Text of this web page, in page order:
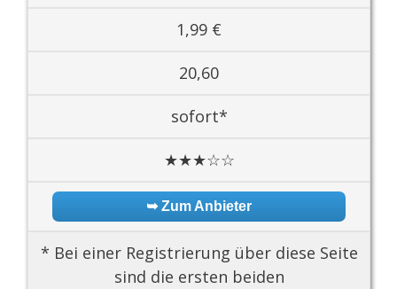
1,99 €
20,60
sofort*
★★★☆☆
➥ Zum Anbieter
* Bei einer Registrierung über diese Seite
sind die ersten beiden